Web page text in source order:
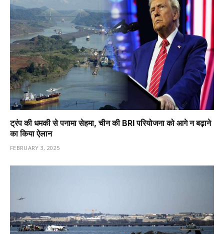
ट्रंप की धमकी से पनामा सेहमा, चीन की BRI परियोजना को आगे न बढ़ाने
का किया ऐलान
FEBRUARY 3, 2025